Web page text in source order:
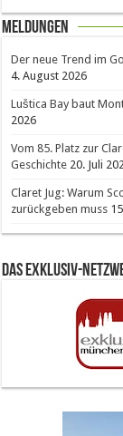
Meldungen
Der neue Trend im
4. August 2026
Luštica Bay baut
2026
Vom 85. Platz zur
Geschichte 20. Juli
Claret Jug: Warum
zurückgeben muss
Das Exklusiv-